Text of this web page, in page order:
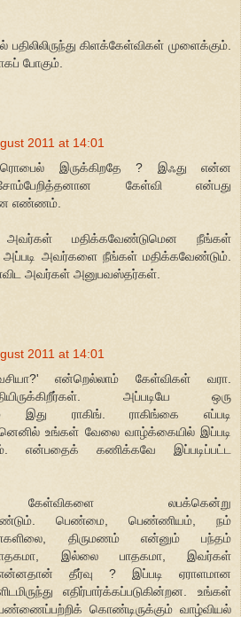
பதிலிலிருந்து கிளக்கேள்விகள் முளைக்கும்.
போகும்.
2011 at 14:01
இருக்கிறதே ? இஃது என்ன
கேள்வி என்பது
எண்ணம்.
அவர்கள் மதிக்கவேண்டுமென நீங்கள்
அப்படி அவர்களை நீங்கள் மதிக்கவேண்டும்.
அவர்கள் அனுபவஸ்தர்கள்.
2011 at 14:01
என்றெல்லாம் கேள்விகள் வரா.
அப்படியே ஒரு
இது ராகிங். ராகிங்கை எப்படி
உங்கள் வேலை வாழ்க்கையில் இப்படி
என்பதைக் கணிக்கவே இப்படிப்பட்ட
கேள்விகளை லபக்கென்று
பெண்மை, பெண்ணியம், நம்
திருமணம் என்னும் பந்தம்
இல்லை பாதகமா, இவர்கள்
என்னதான் தீர்வு ? இப்படி ஏராளமான
எதிர்பார்க்கப்படுகின்றன. உங்கள்
கொண்டிருக்கும் வாழ்வியல்